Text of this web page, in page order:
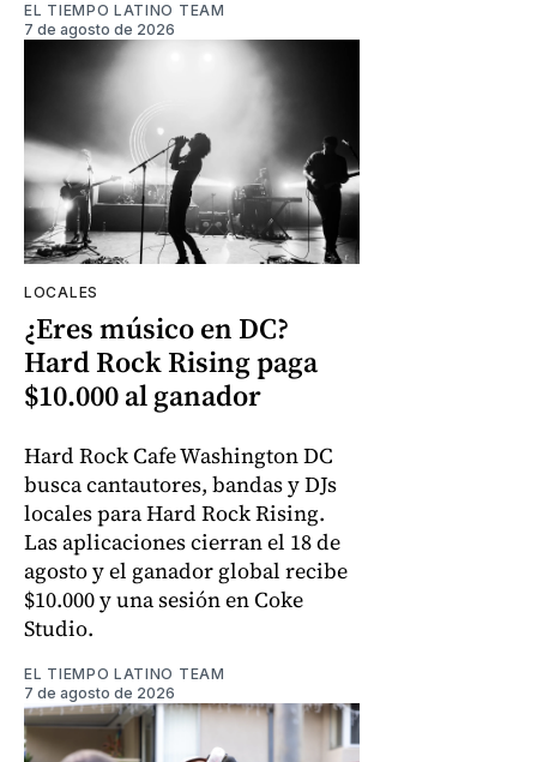
EL TIEMPO LATINO TEAM
7 de agosto de 2026
LOCALES
¿Eres músico en DC?
Hard Rock Rising paga
$10.000 al ganador
Hard Rock Cafe Washington DC
busca cantautores, bandas y DJs
locales para Hard Rock Rising.
Las aplicaciones cierran el 18 de
agosto y el ganador global recibe
$10.000 y una sesión en Coke
Studio.
EL TIEMPO LATINO TEAM
7 de agosto de 2026